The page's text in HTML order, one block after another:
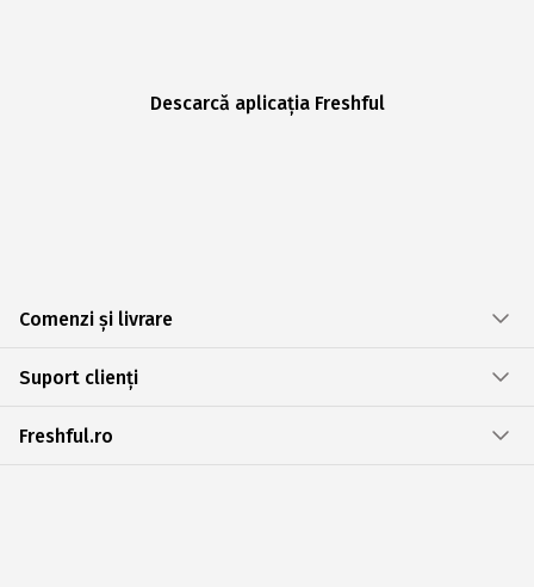
Descarcă aplicația Freshful
Comenzi și livrare
Suport clienți
Freshful.ro